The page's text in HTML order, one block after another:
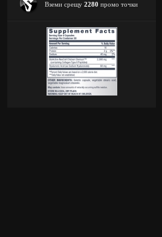
Вземи срещу 2280 промо точки